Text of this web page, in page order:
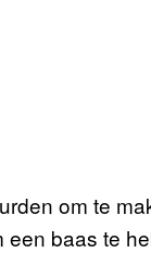
om te
baas te